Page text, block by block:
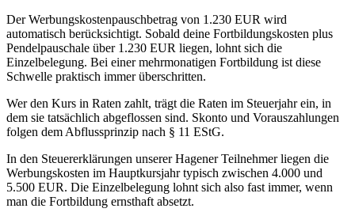
Der Werbungskostenpauschbetrag von 1.230 EUR wird
automatisch berücksichtigt. Sobald deine Fortbildungskosten plus
Pendelpauschale über 1.230 EUR liegen, lohnt sich die
Einzelbelegung. Bei einer mehrmonatigen Fortbildung ist diese
Schwelle praktisch immer überschritten.
Wer den Kurs in Raten zahlt, trägt die Raten im Steuerjahr ein, in
dem sie tatsächlich abgeflossen sind. Skonto und Vorauszahlungen
folgen dem Abflussprinzip nach § 11 EStG.
In den Steuererklärungen unserer Hagener Teilnehmer liegen die
Werbungskosten im Hauptkursjahr typisch zwischen 4.000 und
5.500 EUR. Die Einzelbelegung lohnt sich also fast immer, wenn
man die Fortbildung ernsthaft absetzt.